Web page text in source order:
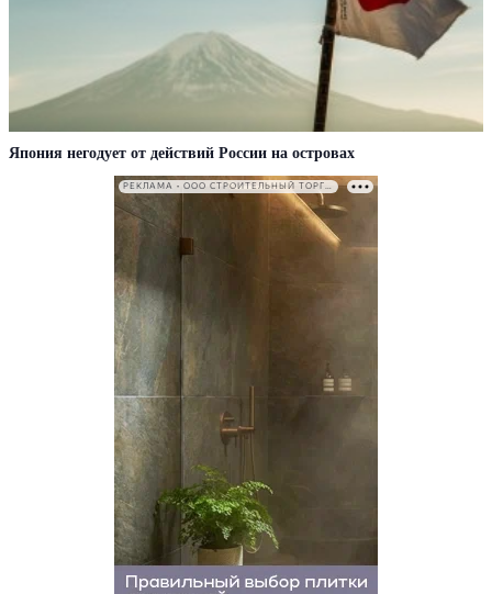
Япония негодует от действий России на островах
РЕКЛАМА • ООО СТРОИТЕЛЬНЫЙ ТОРГОВЫЙ ДОМ «ПЕТРОВИЧ». ИНН: 7802348846